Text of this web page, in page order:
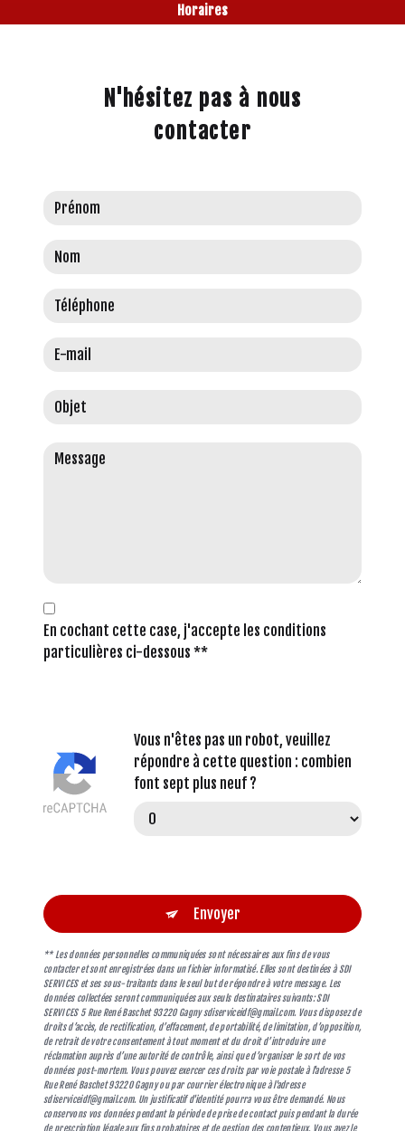
Horaires
N'hésitez pas à nous
contacter
En cochant cette case, j'accepte les conditions
particulières ci-dessous **
Vous n'êtes pas un robot, veuillez
répondre à cette question : combien
font sept plus neuf ?
Envoyer
** Les données personnelles communiquées sont nécessaires aux fins de vous
contacter et sont enregistrées dans un fichier informatisé. Elles sont destinées à SDI
SERVICES et ses sous-traitants dans le seul but de répondre à votre message. Les
données collectées seront communiquées aux seuls destinataires suivants: SDI
SERVICES 5 Rue René Baschet 93220 Gagny sdiserviceidf@gmail.com. Vous disposez de
droits d’accès, de rectification, d’effacement, de portabilité, de limitation, d’opposition,
de retrait de votre consentement à tout moment et du droit d’introduire une
réclamation auprès d’une autorité de contrôle, ainsi que d’organiser le sort de vos
données post-mortem. Vous pouvez exercer ces droits par voie postale à l'adresse 5
Rue René Baschet 93220 Gagny ou par courrier électronique à l'adresse
sdiserviceidf@gmail.com. Un justificatif d'identité pourra vous être demandé. Nous
conservons vos données pendant la période de prise de contact puis pendant la durée
de prescription légale aux fins probatoires et de gestion des contentieux. Vous avez le